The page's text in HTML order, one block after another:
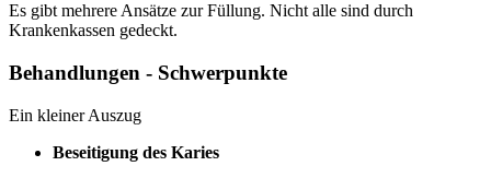
Es gibt mehrere Ansätze zur Füllung. Nicht alle sind durch
Krankenkassen gedeckt.
Behandlungen - Schwerpunkte
Ein kleiner Auszug
Beseitigung des Karies